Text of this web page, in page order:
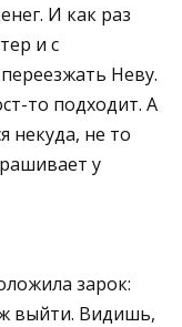
И как раз
и с
Неву.
то подходит. А
некуда, не то
у
зарок:
выйти. Видишь,